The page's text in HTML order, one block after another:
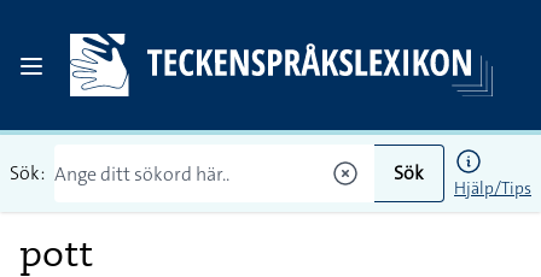
Sök: Sök
Hjälp/Tips
pott